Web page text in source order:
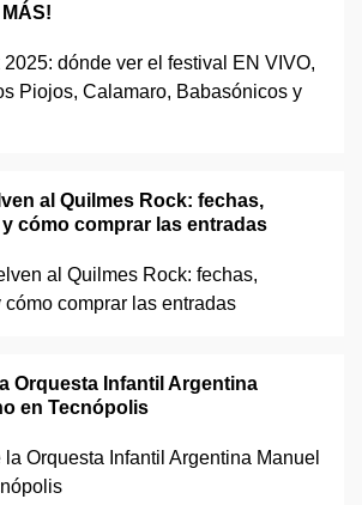
al Quilmes Rock: fechas,
cómo comprar las entradas
Orquesta Infantil Argentina
en Tecnópolis